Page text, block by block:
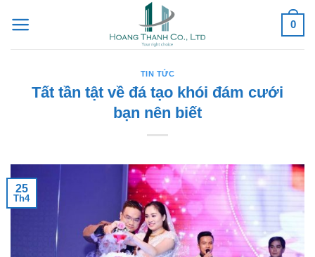
0
TIN TỨC
Tất tần tật về đá tạo khói đám cưới
bạn nên biết
25
Th4